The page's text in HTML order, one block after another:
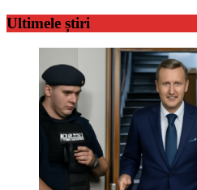
Ultimele știri